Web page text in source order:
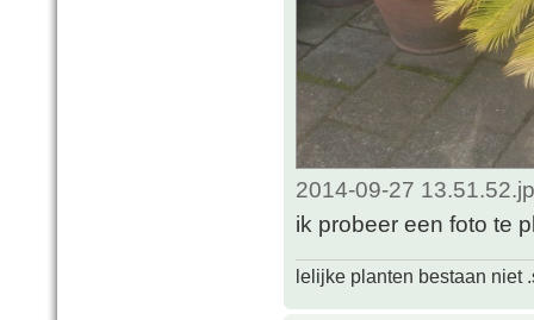
2014-09-27
ik probeer een foto te
lelijke planten bestaan niet